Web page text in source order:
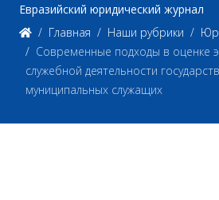
Евразийский юридический журнал
Главная
Наши рубрики
Современные подходы в оценке
служебной деятельности
муниципальных служащих